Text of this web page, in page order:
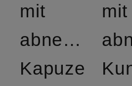
mit
abnehmbarer
Kapuze
mit